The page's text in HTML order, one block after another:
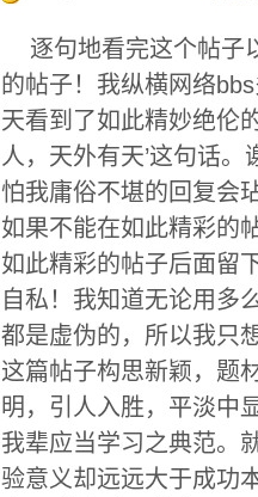
逐句地看完这个帖子
的帖子！我纵横网络
天看到了如此精妙绝伦
人，天外有天’这句话
怕我庸俗不堪的回复会
如果不能在如此精彩的
如此精彩的帖子后面留
自私！我知道无论用多
都是虚伪的，所以我只
这篇帖子构思新颖，题
明，引人入胜，平淡中
我辈应当学习之典范。
验意义却远远大于成功